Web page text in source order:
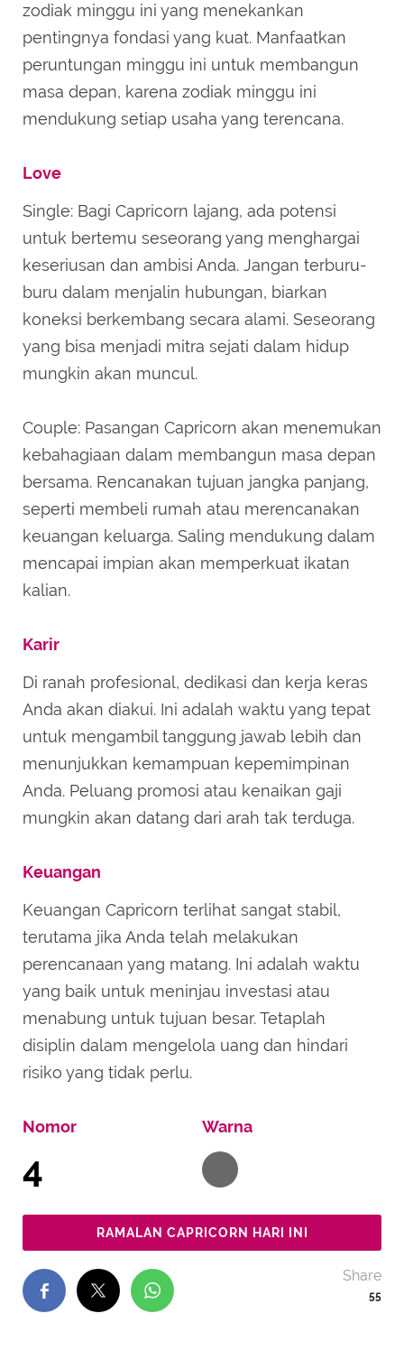
zodiak minggu ini yang menekankan
pentingnya fondasi yang kuat. Manfaatkan
peruntungan minggu ini untuk membangun
masa depan, karena zodiak minggu ini
mendukung setiap usaha yang terencana.
Love
Single: Bagi Capricorn lajang, ada potensi
untuk bertemu seseorang yang menghargai
keseriusan dan ambisi Anda. Jangan terburu-
buru dalam menjalin hubungan, biarkan
koneksi berkembang secara alami. Seseorang
yang bisa menjadi mitra sejati dalam hidup
mungkin akan muncul.
Couple: Pasangan Capricorn akan menemukan
kebahagiaan dalam membangun masa depan
bersama. Rencanakan tujuan jangka panjang,
seperti membeli rumah atau merencanakan
keuangan keluarga. Saling mendukung dalam
mencapai impian akan memperkuat ikatan
kalian.
Karir
Di ranah profesional, dedikasi dan kerja keras
Anda akan diakui. Ini adalah waktu yang tepat
untuk mengambil tanggung jawab lebih dan
menunjukkan kemampuan kepemimpinan
Anda. Peluang promosi atau kenaikan gaji
mungkin akan datang dari arah tak terduga.
Keuangan
Keuangan Capricorn terlihat sangat stabil,
terutama jika Anda telah melakukan
perencanaan yang matang. Ini adalah waktu
yang baik untuk meninjau investasi atau
menabung untuk tujuan besar. Tetaplah
disiplin dalam mengelola uang dan hindari
risiko yang tidak perlu.
Nomor
4
Warna
RAMALAN CAPRICORN HARI INI
Share
55